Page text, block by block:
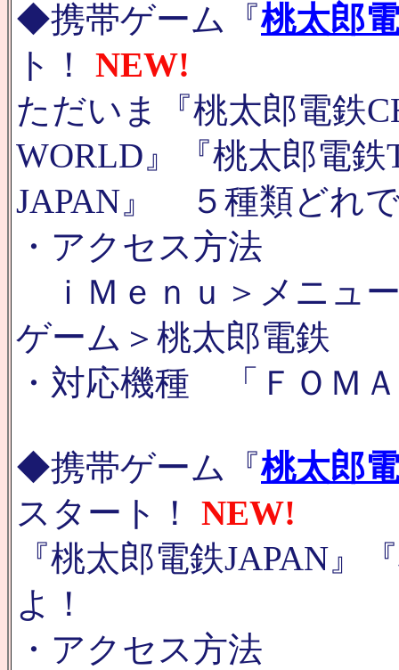
◆携帯ゲーム『桃太郎
ト！
NEW!
ただいま『桃太郎電鉄
WORLD』『桃太郎電
JAPAN』 ５種類どれ
・アクセス方法
ｉＭｅｎｕ＞メニュ
ゲーム＞桃太郎電鉄
・対応機種 「ＦＯＭ
◆携帯ゲーム『桃太郎
スタート！
NEW!
『桃太郎電鉄JAPAN』
よ！
・アクセス方法